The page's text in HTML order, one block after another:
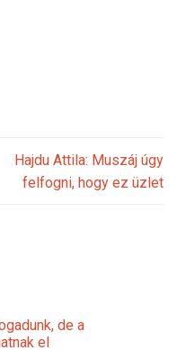
Hajdu Attila: Muszáj úgy
felfogni, hogy ez üzlet
de a
el